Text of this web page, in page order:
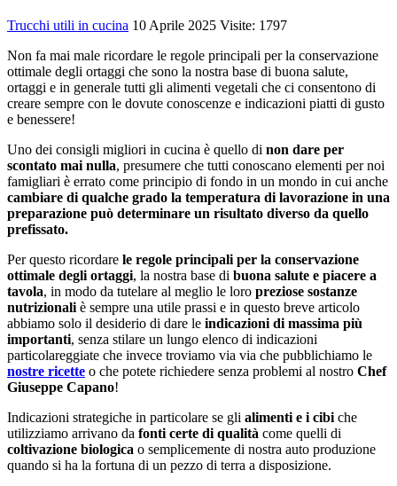
Trucchi utili in cucina 10 Aprile 2025 Visite: 1797
Non fa mai male ricordare le regole principali per la conservazione
ottimale degli ortaggi che sono la nostra base di buona salute,
ortaggi e in generale tutti gli alimenti vegetali che ci consentono di
creare sempre con le dovute conoscenze e indicazioni piatti di gusto
e benessere!
Uno dei consigli migliori in cucina è quello di non dare per
scontato mai nulla, presumere che tutti conoscano elementi per noi
famigliari è errato come principio di fondo in un mondo in cui anche
cambiare di qualche grado la temperatura di lavorazione in una
preparazione può determinare un risultato diverso da quello
prefissato.
Per questo ricordare le regole principali per la conservazione
ottimale degli ortaggi, la nostra base di buona salute e piacere a
tavola, in modo da tutelare al meglio le loro preziose sostanze
nutrizionali è sempre una utile prassi e in questo breve articolo
abbiamo solo il desiderio di dare le indicazioni di massima più
importanti, senza stilare un lungo elenco di indicazioni
particolareggiate che invece troviamo via via che pubblichiamo le
nostre ricette o che potete richiedere senza problemi al nostro Chef
Giuseppe Capano!
Indicazioni strategiche in particolare se gli alimenti e i cibi che
utilizziamo arrivano da fonti certe di qualità come quelli di
coltivazione biologica o semplicemente di nostra auto produzione
quando si ha la fortuna di un pezzo di terra a disposizione.